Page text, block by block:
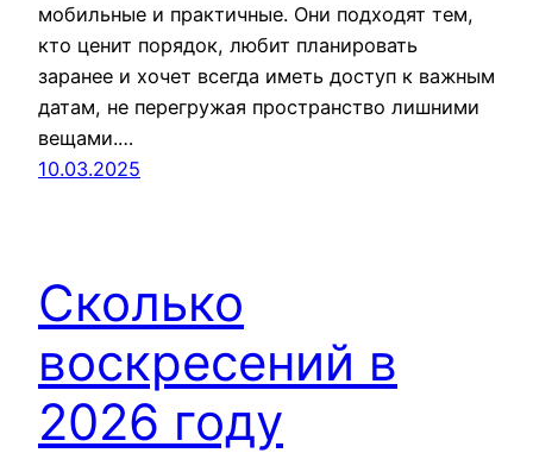
мобильные и практичные. Они подходят тем,
кто ценит порядок, любит планировать
заранее и хочет всегда иметь доступ к важным
датам, не перегружая пространство лишними
вещами.…
10.03.2025
Сколько
воскресений в
2026 году